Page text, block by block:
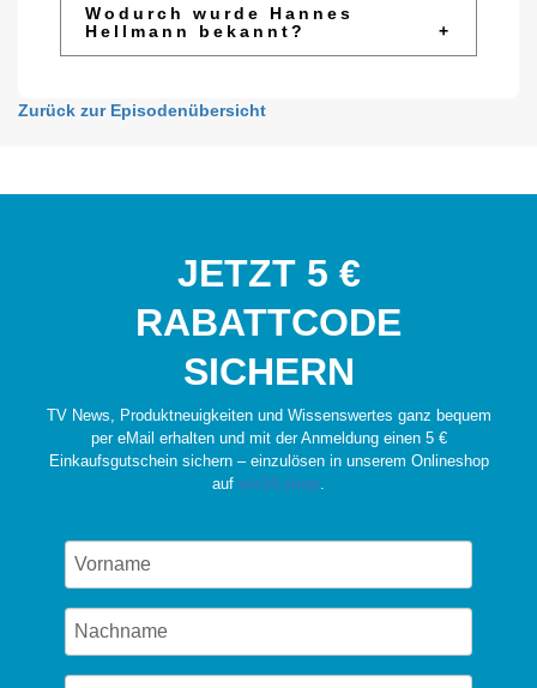
Wodurch wurde Hannes
Hellmann bekannt?
+
Zurück zur Episodenübersicht
JETZT 5 €
RABATTCODE
SICHERN
TV News, Produktneuigkeiten und Wissenswertes ganz bequem
per eMail erhalten und mit der Anmeldung einen 5 €
Einkaufsgutschein sichern – einzulösen in unserem Onlineshop
auf wir24.shop.